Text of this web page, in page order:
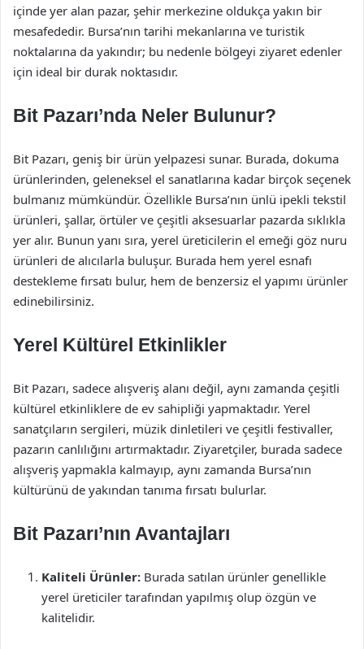
içinde yer alan pazar, şehir merkezine oldukça yakın bir
mesafededir. Bursa’nın tarihi mekanlarına ve turistik
noktalarına da yakındır; bu nedenle bölgeyi ziyaret edenler
için ideal bir durak noktasıdır.
Bit Pazarı’nda Neler Bulunur?
Bit Pazarı, geniş bir ürün yelpazesi sunar. Burada, dokuma
ürünlerinden, geleneksel el sanatlarına kadar birçok seçenek
bulmanız mümkündür. Özellikle Bursa’nın ünlü ipekli tekstil
ürünleri, şallar, örtüler ve çeşitli aksesuarlar pazarda sıklıkla
yer alır. Bunun yanı sıra, yerel üreticilerin el emeği göz nuru
ürünleri de alıcılarla buluşur. Burada hem yerel esnafı
destekleme fırsatı bulur, hem de benzersiz el yapımı ürünler
edinebilirsiniz.
Yerel Kültürel Etkinlikler
Bit Pazarı, sadece alışveriş alanı değil, aynı zamanda çeşitli
kültürel etkinliklere de ev sahipliği yapmaktadır. Yerel
sanatçıların sergileri, müzik dinletileri ve çeşitli festivaller,
pazarın canlılığını artırmaktadır. Ziyaretçiler, burada sadece
alışveriş yapmakla kalmayıp, aynı zamanda Bursa’nın
kültürünü de yakından tanıma fırsatı bulurlar.
Bit Pazarı’nın Avantajları
Kaliteli Ürünler: Burada satılan ürünler genellikle
yerel üreticiler tarafından yapılmış olup özgün ve
kalitelidir.